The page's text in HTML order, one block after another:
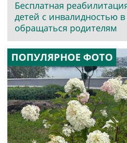
Бесплатная
детей с инвалидностью
обращаться родителям
ПОПУЛЯРНОЕ ФОТО